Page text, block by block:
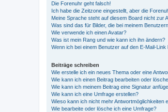
Die Forenuhr geht falsch!
Ich habe die Zeitzone eingestellt, aber die
Meine Sprache steht auf diesem Board nicht zur
Was sind das für Bilder, die bei meinem
Wie verwende ich einen Avatar?
Was ist mein Rang und wie kann ich ihn ändern?
Wenn ich bei einem Benutzer auf den E-Mail-
Beiträge schreiben
Wie erstelle ich ein neues Thema oder eine
Wie kann ich einen Beitrag bearbeiten oder
Wie kann ich meinem Beitrag eine Signatur
Wie kann ich eine Umfrage erstellen?
Wieso kann ich nicht mehr Antwortmöglichkeiten
Wie bearbeite oder lösche ich eine Umfrage?